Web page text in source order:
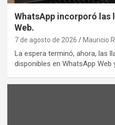
WhatsApp incorporó las
Web.
7 de agosto de 2026 Mauricio
La espera terminó, ahora, las
disponibles en WhatsApp Web